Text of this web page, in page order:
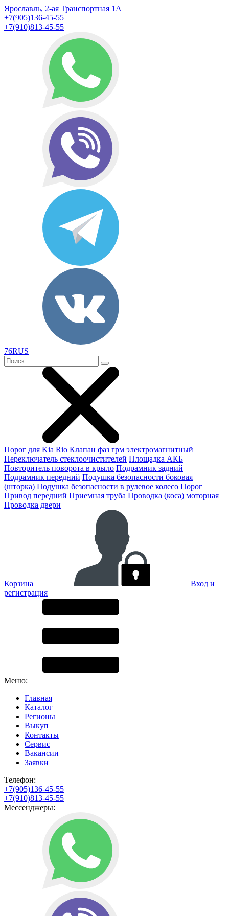
Ярославль, 2-ая Транспортная 1А
+7(905)136-45-55
+7(910)813-45-55
76RUS
Порог для Kia Rio Клапан фаз грм электромагнитный
Переключатель стеклоочистителей Площадка АКБ
Повторитель поворота в крыло Подрамник задний
Подрамник передний Подушка безопасности боковая
(шторка) Подушка безопасности в рулевое колесо Порог
Привод передний Приемная труба Проводка (коса) моторная
Проводка двери
Корзина
Вход и
регистрация
Меню:
Главная
Каталог
Регионы
Выкуп
Контакты
Сервис
Вакансии
Заявки
Телефон:
+7(905)136-45-55
+7(910)813-45-55
Мессенджеры: